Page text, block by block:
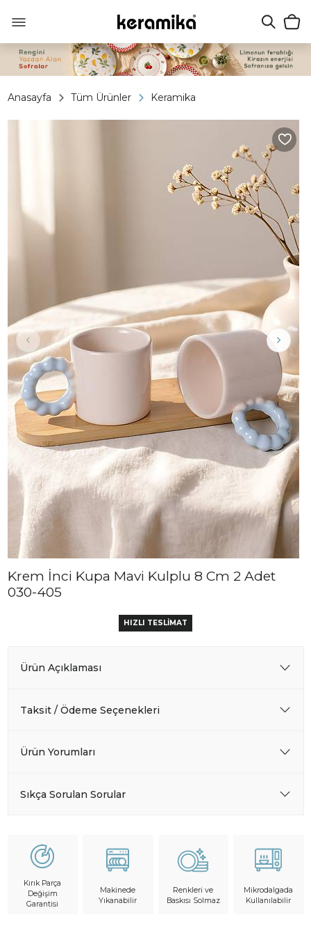
Anasayfa Tüm Ürünler Keramika
Krem İnci Kupa Mavi Kulplu 8 Cm 2 Adet
030-405
HIZLI TESLİMAT
Ürün Açıklaması
Taksit / Ödeme Seçenekleri
Ürün Yorumları
Sıkça Sorulan Sorular
Kırık Parça
Değişim
Garantisi
Makinede
Yıkanabilir
Renkleri ve
Baskısı Solmaz
Mikrodalgada
Kullanılabilir